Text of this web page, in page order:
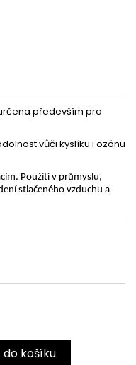
především pro
vůči kyslíku i ozónu
Použití v průmyslu,
stlačeného vzduchu a
do košíku